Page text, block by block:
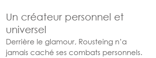
Un créateur personnel et
universel
Derrière le glamour, Rousteing n’a
jamais caché ses combats personnels.